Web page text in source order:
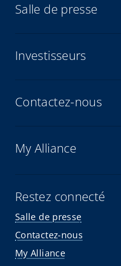
Salle de presse
Investisseurs
Contactez-nous
My Alliance
Restez connecté
Salle de presse
Contactez-nous
My Alliance